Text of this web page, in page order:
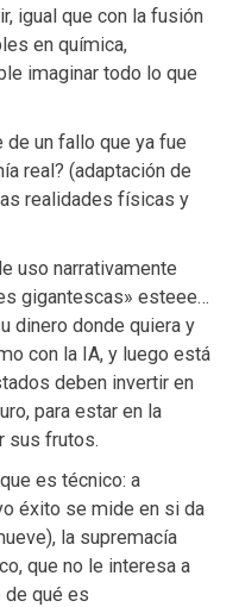
igual que con la fusión
en química,
imaginar todo lo que
un fallo que ya fue
real? (adaptación de
realidades físicas y
uso narrativamente
gigantescas» esteee…
dinero donde quiera y
con la IA, y luego está
deben invertir en
para estar en la
sus frutos.
es técnico: a
éxito se mide en si da
la supremacía
que no le interesa a
de qué es